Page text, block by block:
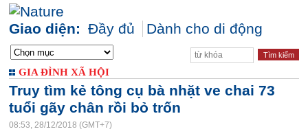
Giao diện: Đầy đủ Dành cho di động
GIA ĐÌNH XÃ HỘI
Truy tìm kẻ tông cụ bà nhặt ve chai 73
tuổi gãy chân rồi bỏ trốn
08:53, 28/12/2018 (GMT+7)